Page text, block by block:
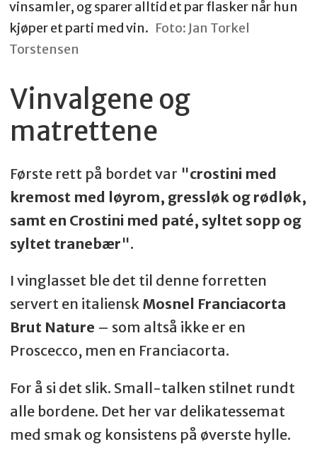
vinsamler, og sparer alltid et par flasker når hun
kjøper et parti med vin. Foto: Jan Torkel
Torstensen
Vinvalgene og
matrettene
Første rett på bordet var "crostini med
kremost med løyrom, gressløk og rødløk,
samt en Crostini med paté, syltet sopp og
syltet tranebær".
I vinglasset ble det til denne forretten
servert en italiensk Mosnel Franciacorta
Brut Nature – som altså ikke er en
Proscecco, men en Franciacorta.
For å si det slik. Small-talken stilnet rundt
alle bordene. Det her var delikatessemat
med smak og konsistens på øverste hylle.